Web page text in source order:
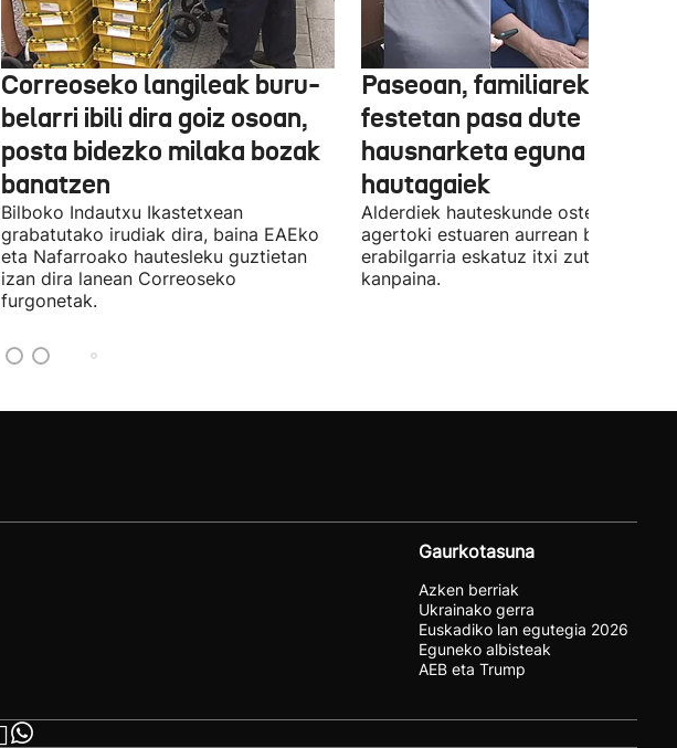
Correoseko langileak buru-
belarri ibili dira goiz osoan,
posta bidezko milaka bozak
banatzen
Bilboko Indautxu Ikastetxean
grabatutako irudiak dira, baina EAEko
eta Nafarroako hautesleku guztietan
izan dira lanean Correoseko
furgonetak.
Paseoan, familiarekin edo
festetan pasa dute
hausnarketa eguna
hautagaiek
Alderdiek hauteskunde osteko
agertoki estuaren aurrean boto
erabilgarria eskatuz itxi zuten atzo
kanpaina.
Gaurkotasuna
Azken berriak
Ukrainako gerra
Euskadiko lan egutegia 2026
Eguneko albisteak
AEB eta Trump